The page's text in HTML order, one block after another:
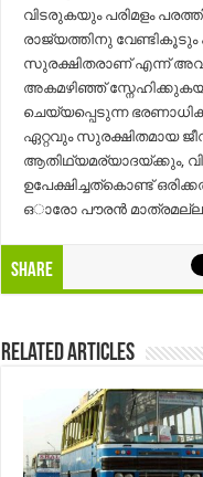
വിടരുകയും പരിമളം
രാജ്യത്തിനു
സുരക്ഷിതരാണ് എന്ന്
അകമഴിഞ്ഞ്
ചെയ്യപ്പെടുന്ന
ഏറ്റവും സുരക്ഷിതമായ
ആതിഥ്യമര്യാദയ്ക്കും,
ഉപേക്ഷിച്ചത്കൊണ്ട്
ഒാരോ പൗരൻ മാത്രമല്ല
Share
Related Articles